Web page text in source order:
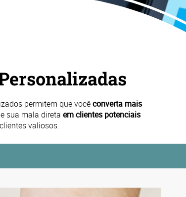
permitem que vocêconverta mais
sua mala direta em clientes potenciais
valiosos.